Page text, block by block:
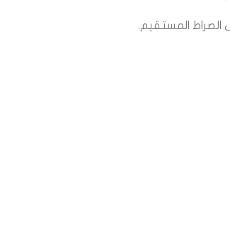
الصراط المستقيم.